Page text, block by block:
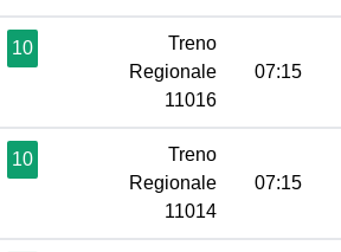
10
Treno
Regionale
11016
07:15
10
Treno
Regionale
11014
07:15